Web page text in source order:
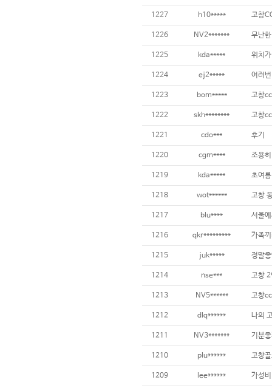
1227 h10***** 고창
1226 NV2******* 무난
1225 kda***** 위치
1224 ej2***** 여러
1223 bom***** 고창
1222 skh******** 고창
1221 cdo*** 후기
1220 cgm**** 조용
1219 kda***** 초여
1218 wot******
1217 blu****
1216 qkr*********
1215 juk***** 정말
1214 nse*** 고창
1213 NV5****** 고창
1212 dlq****** 나의
1211 NV3******* 기분
1210 plu****** 고창
1209 lee****** 가성